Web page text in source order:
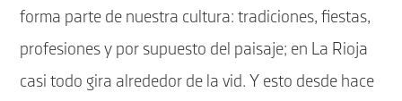
forma parte de nuestra cultura: tradiciones, fiestas,
profesiones y por supuesto del paisaje; en La Rioja
casi todo gira alrededor de la vid. Y esto desde hace